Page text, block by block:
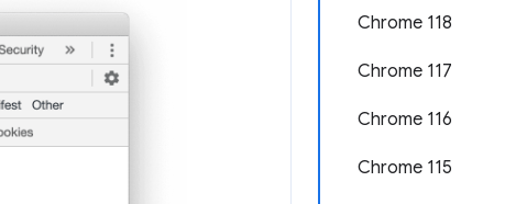
Chrome 118
Chrome 117
Chrome 116
Chrome 115